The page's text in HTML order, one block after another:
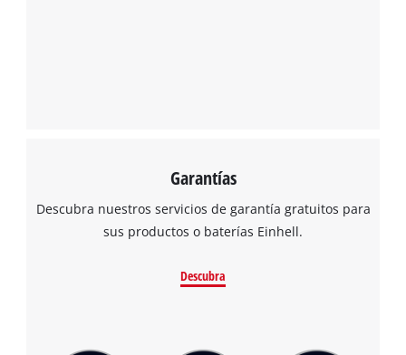
Garantías
Descubra nuestros servicios de garantía gratuitos para
sus productos o baterías Einhell.
Descubra